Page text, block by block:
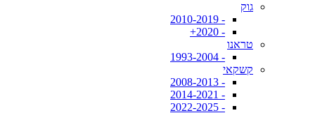
גוק
- 2010-2019
- 2020+
טראנו
- 1993-2004
קשקאי
- 2008-2013
- 2014-2021
- 2022-2025